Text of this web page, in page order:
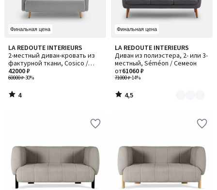
Финальная цена
LA REDOUTE INTERIEURS
2-местный диван-кровать из
фактурной ткани, Cosico /
Косико
60000 ₽-30%
42000 ₽
4
/
5
4
/
Финальная цена
LA REDOUTE INTERIEURS
Диван из полиэстера, 2- или 3-
местный, Séméon / Семеон
71000 ₽-14%
от61060 ₽
4,5
/ 5
Количество
цветов:
2
4,5
/